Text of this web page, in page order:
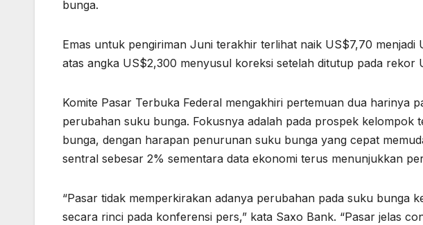
bunga.
Emas untuk pengiriman Juni terakhir terlihat naik US$7,70
atas angka US$2,300 menyusul koreksi setelah ditutup pada rekor
Komite Pasar Terbuka Federal mengakhiri pertemuan dua harinya
perubahan suku bunga. Fokusnya adalah pada prospek kelompok
bunga, dengan harapan penurunan suku bunga yang cepat
sentral sebesar 2% sementara data ekonomi terus menunjukkan
“Pasar tidak memperkirakan adanya perubahan pada suku bunga
secara rinci pada konferensi pers,” kata Saxo Bank. “Pasar jelas